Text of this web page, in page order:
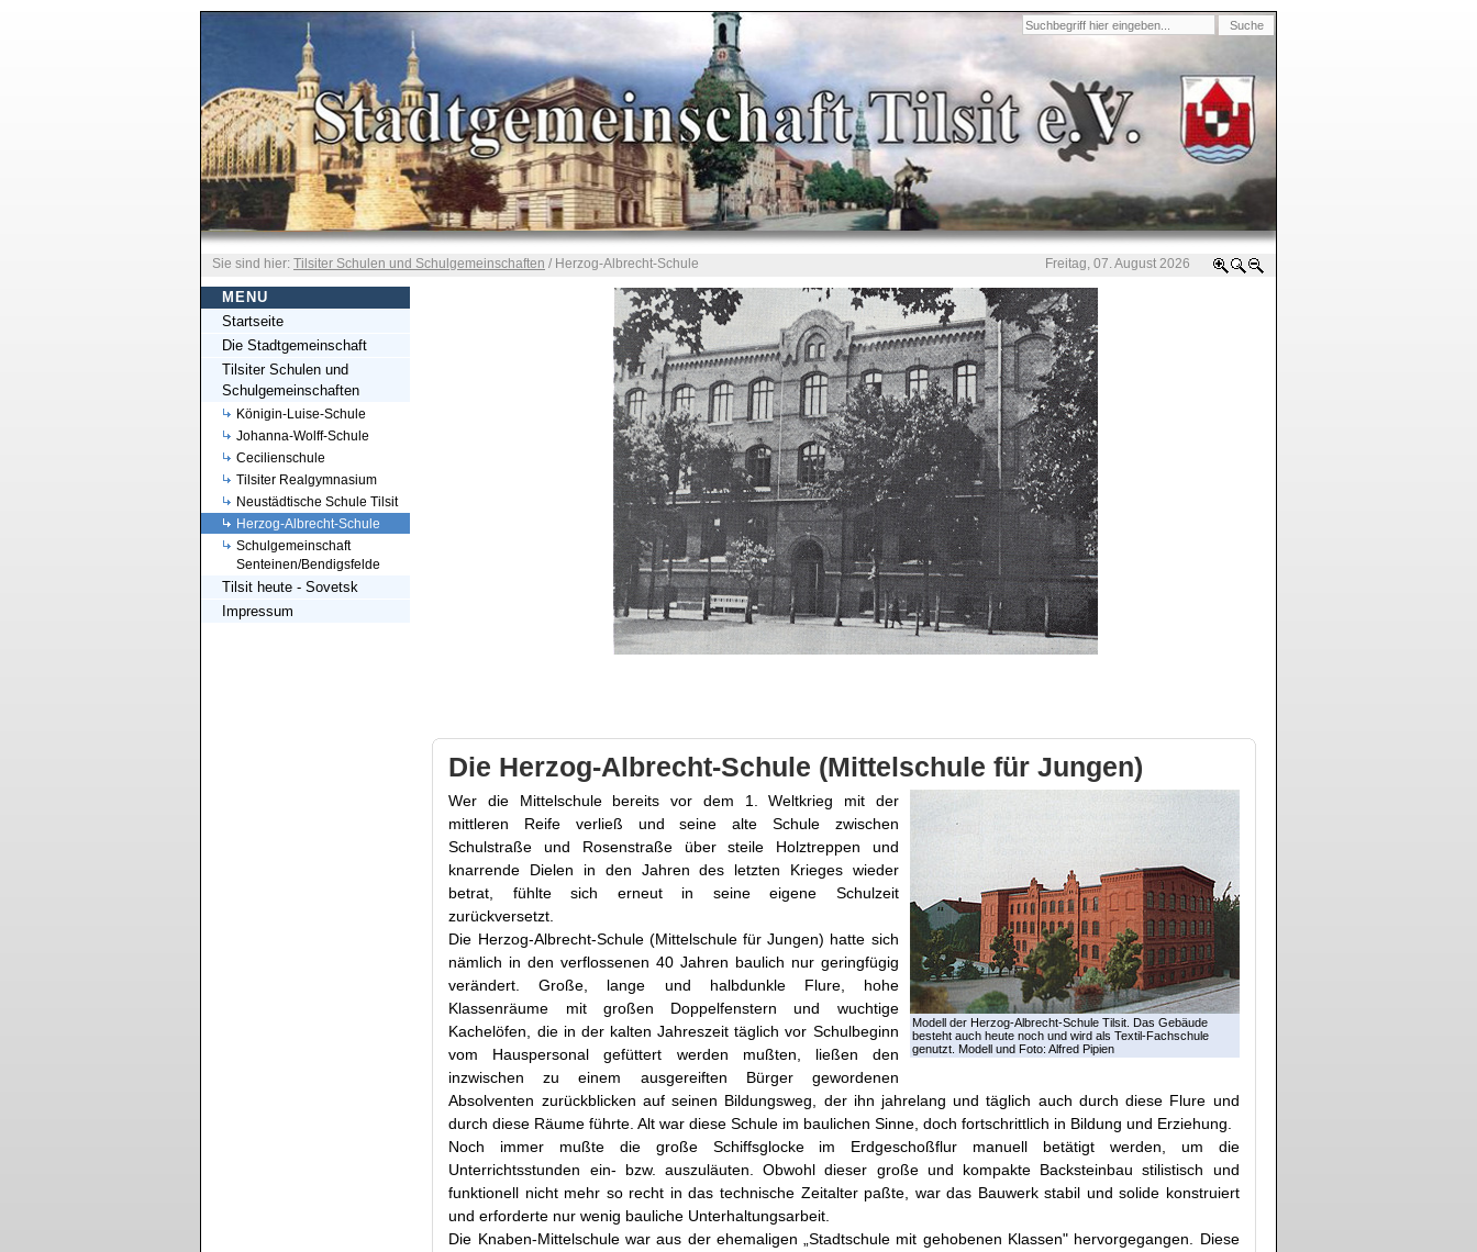
Sie sind hier: Tilsiter Schulen und Schulgemeinschaften / Herzog-Albrecht-Schule Freitag, 07. August 2026
MENU
Startseite
Die Stadtgemeinschaft
Tilsiter Schulen und
Schulgemeinschaften
Königin-Luise-Schule
Johanna-Wolff-Schule
Cecilienschule
Tilsiter Realgymnasium
Neustädtische Schule Tilsit
Herzog-Albrecht-Schule
Schulgemeinschaft
Senteinen/Bendigsfelde
Tilsit heute - Sovetsk
Impressum
Die Herzog-Albrecht-Schule (Mittelschule für Jungen)
Modell der Herzog-Albrecht-Schule Tilsit. Das Gebäude
besteht auch heute noch und wird als Textil-Fachschule
genutzt. Modell und Foto: Alfred Pipien
Wer die Mittelschule bereits vor dem 1. Weltkrieg mit der
mittleren Reife verließ und seine alte Schule zwischen
Schulstraße und Rosenstraße über steile Holztreppen und
knarrende Dielen in den Jahren des letzten Krieges wieder
betrat, fühlte sich erneut in seine eigene Schulzeit
zurückversetzt.
Die Herzog-Albrecht-Schule (Mittelschule für Jungen) hatte sich
nämlich in den verflossenen 40 Jahren baulich nur geringfügig
verändert. Große, lange und halbdunkle Flure, hohe
Klassenräume mit großen Doppelfenstern und wuchtige
Kachelöfen, die in der kalten Jahreszeit täglich vor Schulbeginn
vom Hauspersonal gefüttert werden mußten, ließen den
inzwischen zu einem ausgereiften Bürger gewordenen
Absolventen zurückblicken auf seinen Bildungsweg, der ihn jahrelang und täglich auch durch diese Flure und
durch diese Räume führte. Alt war diese Schule im baulichen Sinne, doch fortschrittlich in Bildung und Erziehung.
Noch immer mußte die große Schiffsglocke im Erdgeschoßflur manuell betätigt werden, um die
Unterrichtsstunden ein- bzw. auszuläuten. Obwohl dieser große und kompakte Backsteinbau stilistisch und
funktionell nicht mehr so recht in das technische Zeitalter paßte, war das Bauwerk stabil und solide konstruiert
und erforderte nur wenig bauliche Unterhaltungsarbeit.
Die Knaben-Mittelschule war aus der ehemaligen „Stadtschule mit gehobenen Klassen" hervorgegangen. Diese